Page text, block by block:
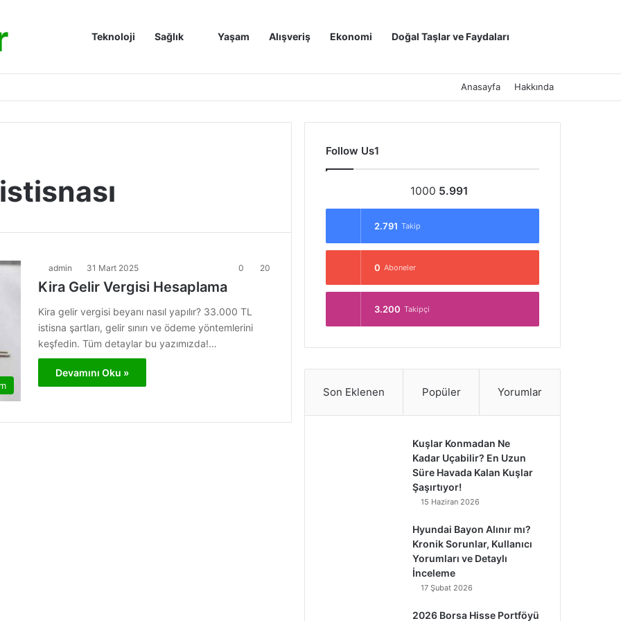
Anasayfa
Teknoloji Sağlık Yaşam Alışveriş Ekonomi Doğal Taşlar ve Faydaları
Anasayfa Hakkında
admin 31 Mart 2025 0 20
Kira Gelir Vergisi Hesaplama
Kira gelir vergisi beyanı nasıl yapılır? 33.000 TL
istisna şartları, gelir sınırı ve ödeme yöntemlerini
keşfedin. Tüm detaylar bu yazımızda!…
Devamını Oku »
Follow Us1
1000 5.991
2.791 Takip
0 Aboneler
3.200 Takipçi
Son Eklenen Popüler Yorumlar
Kuşlar Konmadan Ne
Kadar Uçabilir? En Uzun
Süre Havada Kalan Kuşlar
Şaşırtıyor!
15 Haziran 2026
Hyundai Bayon Alınır mı?
Kronik Sorunlar, Kullanıcı
Yorumları ve Detaylı
İnceleme
17 Şubat 2026
2026 Borsa Hisse Portföyü